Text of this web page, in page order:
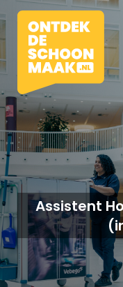
Assistent
Vacatures
Beroepen
Opleidingen